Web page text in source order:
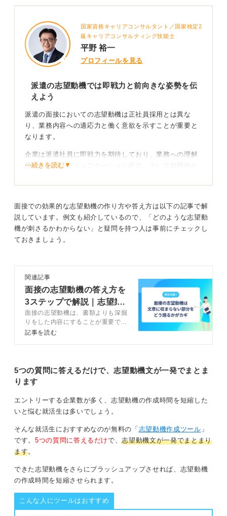
国家資格キャリアコンサルタント／国家検定2
級キャリアコンサルティング技能士
平野 裕一
プロフィールを見る
派遣の志望動機では即戦力と前向きな姿勢を伝
えよう
派遣の面接においての志望動機は正社員採用とは異な
り、業務内容への適応力と働く意欲を示すことが重要と
なります。
企業は派遣社員に即戦力を期待しており、業務への理解
度や、人柄・コミュニケーション能力、そして短期的な
ためです。
正社員が企業との結婚ととらえられるのに対し、派遣は
業務内容へのマッチングを重視される傾向があります。
業務への関心と自分のスキルの活用方法を具体的に
私の過去の支援でも、志望動機を伝える際は、以下の3点
を案内してきました。
まず、応募職種・業務内容への具体的な関心を明確にし
ます。そのうえで、自身のスキル・経験がその業務にど
う活かせるかを具体的に盛り込んでください。そして、
派遣という働き方を選んだ前向きな理由を簡潔に加えま
NGなのは、抽象的な表現、条件面ばかりの強調、そして
準備不足です。これらを避け、簡潔にポジティブな姿勢
これらのポイントを踏まえることで、面接官に「この人
は業務をきちんとこなせる意欲と能力がある」と好印象
を与え、面接を突破できる可能性が高まるでしょう。
⋯続きを読む▼
面接での効果的な志望動機の作り方や答え方は以下の記事で解
説しています。例文も紹介しているので、「どのような志望動
機が刺さるかわからない」と疑問を持つ人は事前にチェックし
ておきましょう。
関連記事
面接の志望動機の答え方を
3ステップで解説｜志望業
界別の例文20選
面接の志望動機は、書類よりも深掘
りをした内容にすることが重要で
す。面接で志望動機を答えるための
ャリアコンサルタントが解説しま
す。
記事を読む
5つの質問に答えるだけで、志望動機文が一発でまとま
ります
エントリーする企業数が多く、志望動機の作成時間を短縮した
いと悩む就活生は多いでしょう。
そんな就活生におすすめなのが無料の「 志望動機作成ツール 」
です。 5つの質問に答えるだけで、志望動機文が一発でまとまり
ます。
できた志望動機をさらにブラッシュアップさせれば、志望動機
の作成時間を短縮させられます。
こんな人にツールはおすすめ